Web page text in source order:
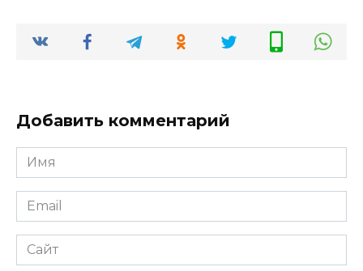
Добавить комментарий
Имя
*
Email
*
Сайт